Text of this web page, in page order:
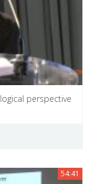
perspective
54:41